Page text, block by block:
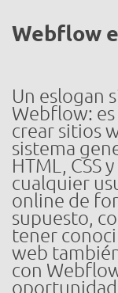
Webflow
Un eslogan
Webflow:
crear sitios
sistema
HTML, CSS
cualquier
online de
supuesto,
tener
web
con